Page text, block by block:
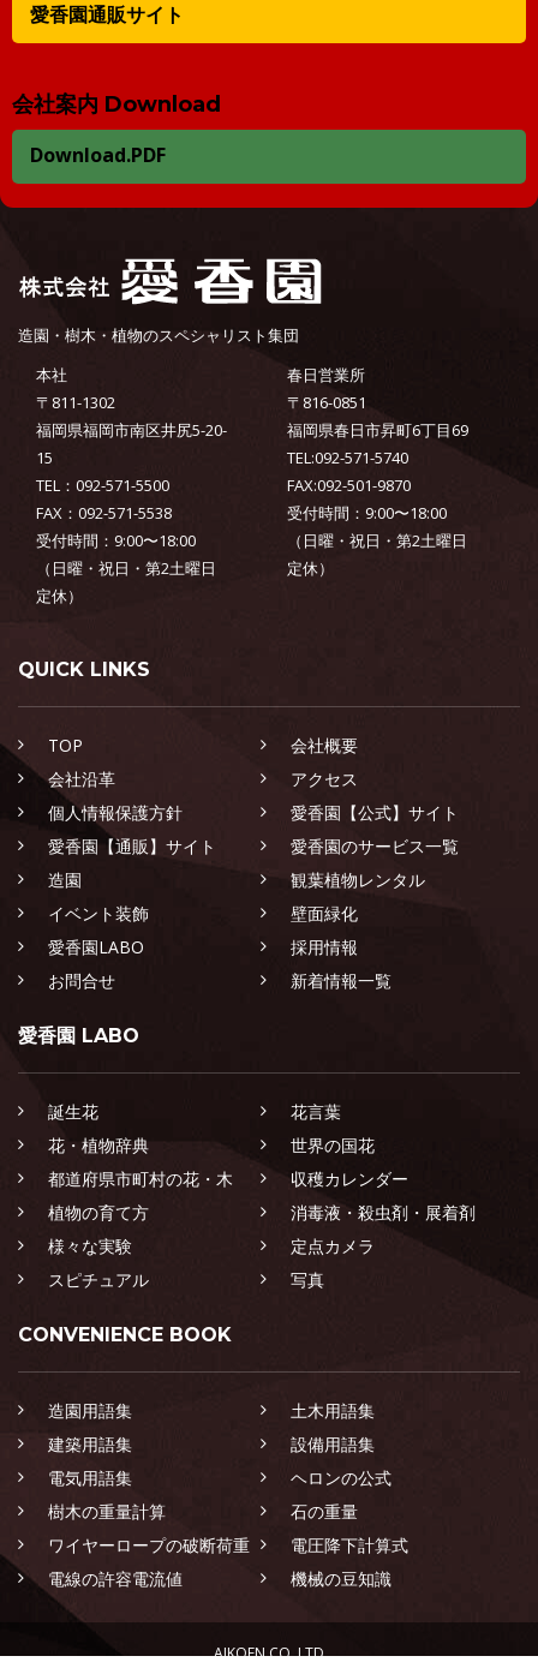
愛香園通販サイト
会社案内 Download
Download.PDF
造園・樹木・植物のスペシャリスト集団
本社
〒811-1302
福岡県福岡市南区井尻5-20-
15
TEL：092-571-5500
FAX：092-571-5538
受付時間：9:00〜18:00
（日曜・祝日・第2土曜日
定休）
春日営業所
〒816-0851
福岡県春日市昇町6丁目69
TEL:092-571-5740
FAX:092-501-9870
受付時間：9:00〜18:00
（日曜・祝日・第2土曜日
定休）
QUICK LINKS
TOP
会社概要
会社沿革
アクセス
個人情報保護方針
愛香園【公式】サイト
愛香園【通販】サイト
愛香園のサービス一覧
造園
観葉植物レンタル
イベント装飾
壁面緑化
愛香園LABO
採用情報
お問合せ
新着情報一覧
愛香園 LABO
誕生花
花言葉
花・植物辞典
世界の国花
都道府県市町村の花・木
収穫カレンダー
植物の育て方
消毒液・殺虫剤・展着剤
様々な実験
定点カメラ
スピチュアル
写真
CONVENIENCE BOOK
造園用語集
土木用語集
建築用語集
設備用語集
電気用語集
ヘロンの公式
樹木の重量計算
石の重量
ワイヤーロープの破断荷重
電圧降下計算式
電線の許容電流値
機械の豆知識
AIKOEN CO.,LTD